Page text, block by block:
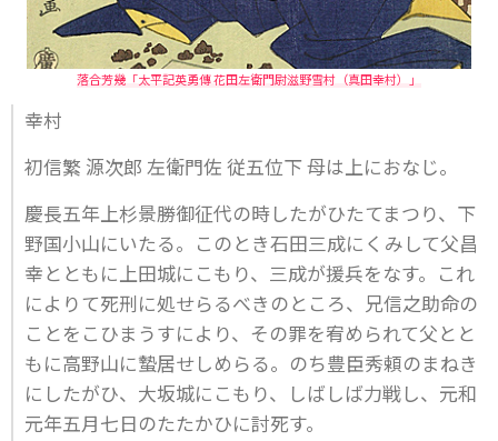
落合芳幾「太平記英勇傳 花田左衛門尉滋野雪村（真田幸村）」
幸村
初信繁 源次郎 左衛門佐 従五位下 母は上におなじ。
慶長五年上杉景勝御征代の時したがひたてまつり、下
野国小山にいたる。このとき石田三成にくみして父昌
幸とともに上田城にこもり、三成が援兵をなす。これ
によりて死刑に処せらるべきのところ、兄信之助命の
ことをこひまうすにより、その罪を宥められて父とと
もに高野山に蟄居せしめらる。のち豊臣秀頼のまねき
にしたがひ、大坂城にこもり、しばしば力戦し、元和
元年五月七日のたたかひに討死す。